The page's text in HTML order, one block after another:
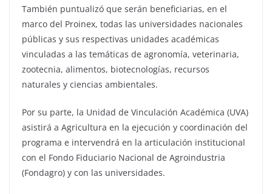
También puntualizó que serán beneficiarias, en el
marco del Proinex, todas las universidades nacionales
públicas y sus respectivas unidades académicas
vinculadas a las temáticas de agronomía, veterinaria,
zootecnia, alimentos, biotecnologías, recursos
naturales y ciencias ambientales.
Por su parte, la Unidad de Vinculación Académica (UVA)
asistirá a Agricultura en la ejecución y coordinación del
programa e intervendrá en la articulación institucional
con el Fondo Fiduciario Nacional de Agroindustria
(Fondagro) y con las universidades.